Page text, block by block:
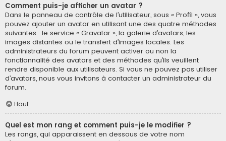
Comment puis-je afficher un avatar ?
Dans le panneau de contrôle de l’utilisateur, sous « Profil », vous
pouvez ajouter un avatar en utilisant une des quatre méthodes
suivantes : le service « Gravatar », la galerie d’avatars, les
images distantes ou le transfert d’images locales. Les
administrateurs du forum peuvent activer ou non la
fonctionnalité des avatars et des méthodes qu’ils veuillent
rendre disponible aux utilisateurs. Si vous ne pouvez pas utiliser
d’avatars, nous vous invitons à contacter un administrateur du
forum.
Haut
Quel est mon rang et comment puis-je le modifier ?
Les rangs, qui apparaissent en dessous de votre nom